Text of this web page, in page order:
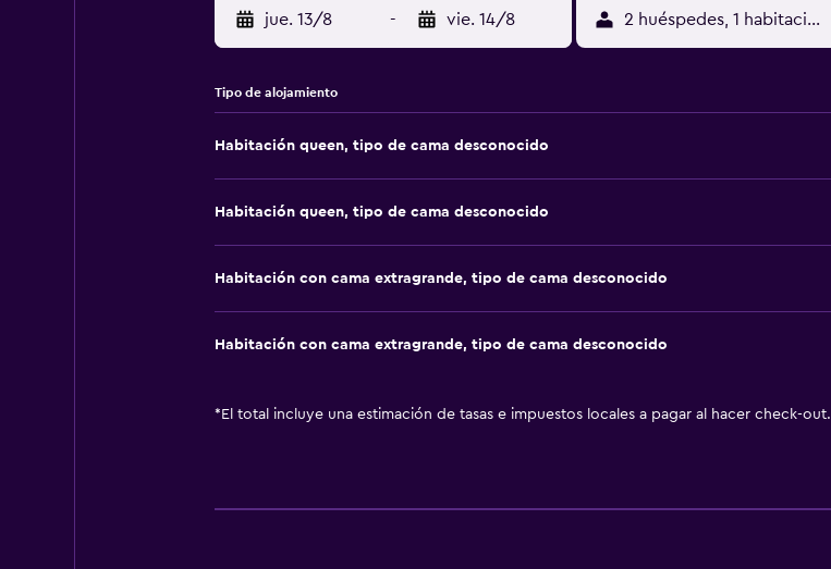
jue. 13/8 - vie. 14/8 2 huéspedes, 1 habitación
Tipo de alojamiento
Habitación queen, tipo de cama desconocido
Habitación queen, tipo de cama desconocido
Habitación con cama extragrande, tipo de cama desconocido
Habitación con cama extragrande, tipo de cama desconocido
* El total incluye una estimación de tasas e impuestos locales a pagar al hacer check-out.